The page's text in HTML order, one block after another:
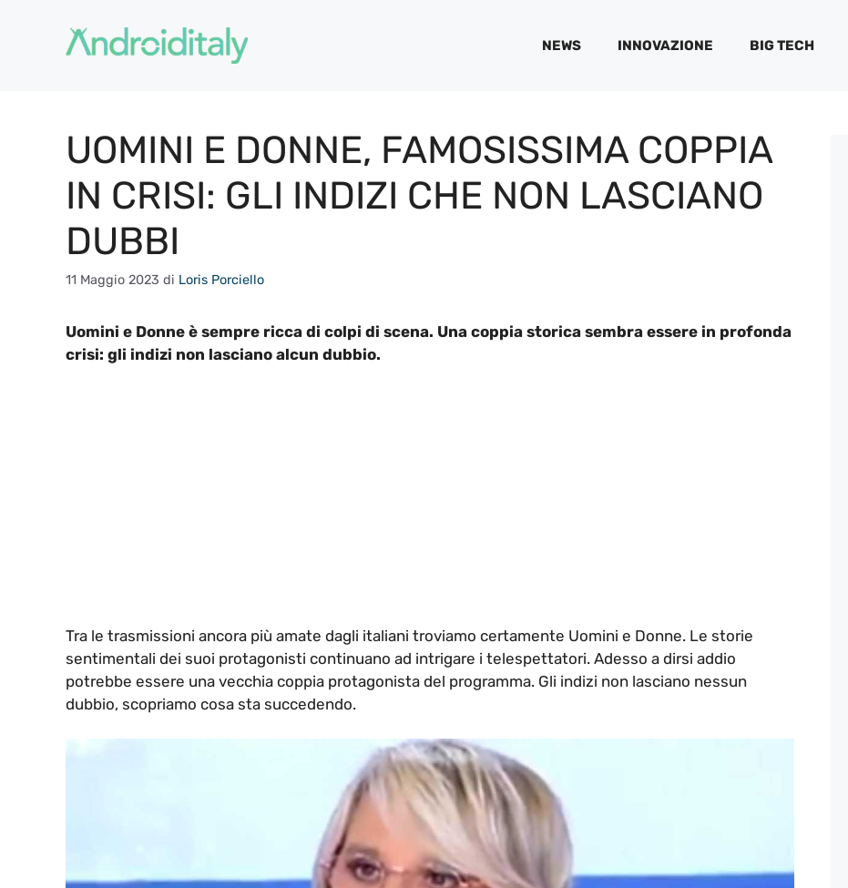
contenuto
NEWS INNOVAZIONE BIG TECH
UOMINI E DONNE, FAMOSISSIMA COPPIA
IN CRISI: GLI INDIZI CHE NON LASCIANO
DUBBI
11 Maggio 2023 di Loris Porciello
Uomini e Donne è sempre ricca di colpi di scena. Una coppia storica sembra essere in profonda
crisi: gli indizi non lasciano alcun dubbio.
Tra le trasmissioni ancora più amate dagli italiani troviamo certamente Uomini e Donne. Le storie
sentimentali dei suoi protagonisti continuano ad intrigare i telespettatori. Adesso a dirsi addio
potrebbe essere una vecchia coppia protagonista del programma. Gli indizi non lasciano nessun
dubbio, scopriamo cosa sta succedendo.